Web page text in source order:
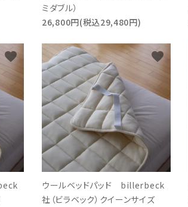
ミダブル）
26,800円(税込29,480円)
favorite
ウールベッドパッド billerbeck
社（ビラベック）クイーンサイズ
favorite